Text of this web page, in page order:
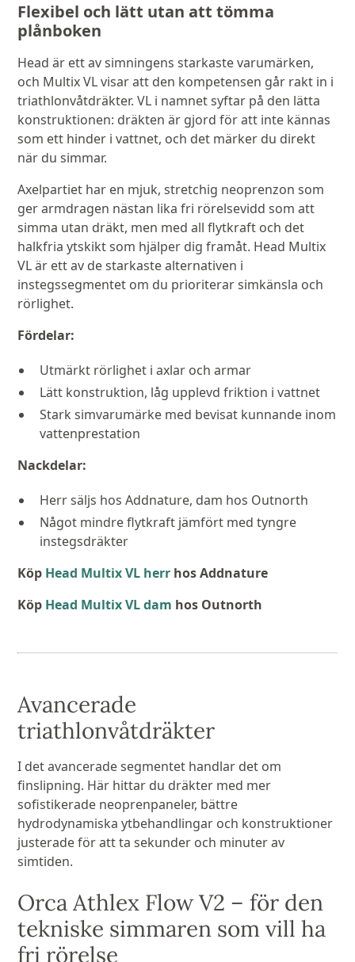
Flexibel och lätt utan att tömma
plånboken
Head är ett av simningens starkaste varumärken,
och Multix VL visar att den kompetensen går rakt in i
triathlonvåtdräkter. VL i namnet syftar på den lätta
konstruktionen: dräkten är gjord för att inte kännas
som ett hinder i vattnet, och det märker du direkt
när du simmar.
Axelpartiet har en mjuk, stretchig neoprenzon som
ger armdragen nästan lika fri rörelsevidd som att
simma utan dräkt, men med all flytkraft och det
halkfria ytskikt som hjälper dig framåt. Head Multix
VL är ett av de starkaste alternativen i
instegssegmentet om du prioriterar simkänsla och
rörlighet.
Fördelar:
Utmärkt rörlighet i axlar och armar
Lätt konstruktion, låg upplevd friktion i vattnet
Stark simvarumärke med bevisat kunnande inom
vattenprestation
Nackdelar:
Herr säljs hos Addnature, dam hos Outnorth
Något mindre flytkraft jämfört med tyngre
instegsdräkter
Köp Head Multix VL herr hos Addnature
Köp Head Multix VL dam hos Outnorth
Avancerade
triathlonvåtdräkter
I det avancerade segmentet handlar det om
finslipning. Här hittar du dräkter med mer
sofistikerade neoprenpaneler, bättre
hydrodynamiska ytbehandlingar och konstruktioner
justerade för att ta sekunder och minuter av
simtiden.
Orca Athlex Flow V2 – för den
tekniske simmaren som vill ha
fri rörelse